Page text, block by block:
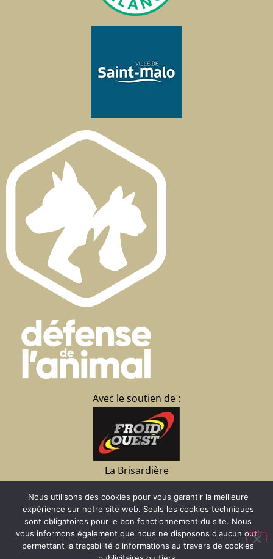
Avec le soutien de :
La Brisardière
35430 CHATEAUNEUF
d’Ille et Vilaine
02 23 15 07 09
Faire un don
Nous utilisons des cookies pour vous garantir la meilleure
expérience sur notre site web. Seuls les cookies techniques
sont obligatoires pour le bon fonctionnement du site. Nous
vous informons également que nous ne disposons d'aucun outil
permettant la traçabilité d'informations au travers de cookies